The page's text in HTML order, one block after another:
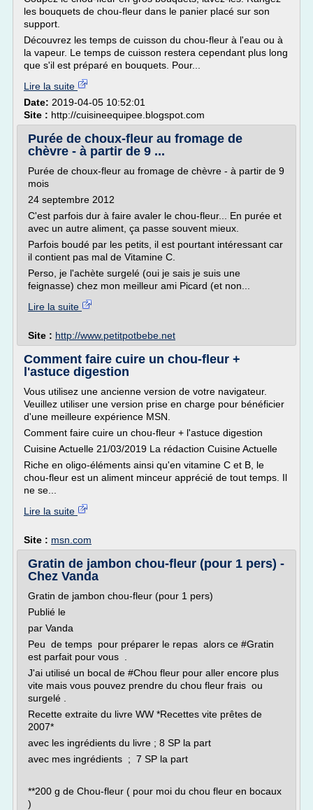
les bouquets de chou-fleur dans le panier placé sur son
support.
Découvrez les temps de cuisson du chou-fleur à l'eau ou à
la vapeur. Le temps de cuisson restera cependant plus long
que s'il est préparé en bouquets. Pour...
Lire la suite
Date: 2019-04-05 10:52:01
Site : http://cuisineequipee.blogspot.com
Purée de choux-fleur au fromage de
chèvre - à partir de 9 ...
Purée de choux-fleur au fromage de chèvre - à partir de 9
mois
24 septembre 2012
C'est parfois dur à faire avaler le chou-fleur... En purée et
avec un autre aliment, ça passe souvent mieux.
Parfois boudé par les petits, il est pourtant intéressant car
il contient pas mal de Vitamine C.
Perso, je l'achète surgelé (oui je sais je suis une
feignasse) chez mon meilleur ami Picard (et non...
Lire la suite
Site : http://www.petitpotbebe.net
Comment faire cuire un chou-fleur +
l'astuce digestion
Vous utilisez une ancienne version de votre navigateur.
Veuillez utiliser une version prise en charge pour bénéficier
d'une meilleure expérience MSN.
Comment faire cuire un chou-fleur + l'astuce digestion
Cuisine Actuelle 21/03/2019 La rédaction Cuisine Actuelle
Riche en oligo-éléments ainsi qu'en vitamine C et B, le
chou-fleur est un aliment minceur apprécié de tout temps. Il
ne se...
Lire la suite
Site : msn.com
Gratin de jambon chou-fleur (pour 1 pers) -
Chez Vanda
Gratin de jambon chou-fleur (pour 1 pers)
Publié le
par Vanda
Peu de temps pour préparer le repas alors ce #Gratin
est parfait pour vous .
J'ai utilisé un bocal de #Chou fleur pour aller encore plus
vite mais vous pouvez prendre du chou fleur frais ou
surgelé .
Recette extraite du livre WW *Recettes vite prêtes de
2007*
avec les ingrédients du livre ; 8 SP la part
avec mes ingrédients ; 7 SP la part
**200 g de Chou-fleur ( pour moi du chou fleur en bocaux
)